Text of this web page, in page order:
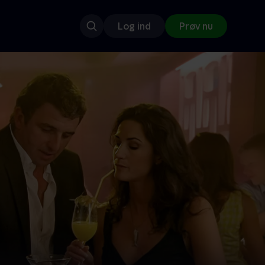
Log ind Prøv nu